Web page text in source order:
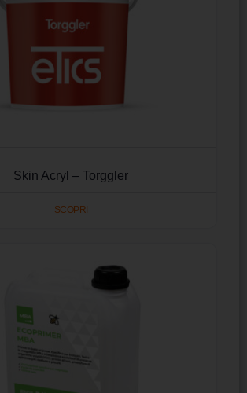
Skin Acryl – Torggler
SCOPRI